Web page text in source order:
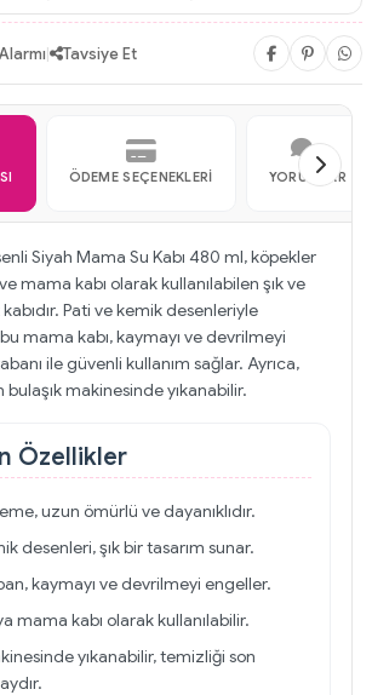
| Tavsiye Et
ÖDEME SEÇENEKLERI YORUMLAR
Siyah Mama Su Kabı 480 ml, köpekler
mama kabı olarak kullanılabilen şık ve
Pati ve kemik desenleriyle
mama kabı, kaymayı ve devrilmeyi
ile güvenli kullanım sağlar. Ayrıca,
makinesinde yıkanabilir.
Özellikler
uzun ömürlü ve dayanıklıdır.
desenleri, şık bir tasarım sunar.
kaymayı ve devrilmeyi engeller.
mama kabı olarak kullanılabilir.
yıkanabilir, temizliği son